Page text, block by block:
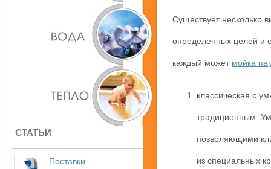
СТАТЬИ
Поставки
Существует несколько
определенных целей и
каждый может мойка
классическая с
традиционным.
позволяющими
из специальных